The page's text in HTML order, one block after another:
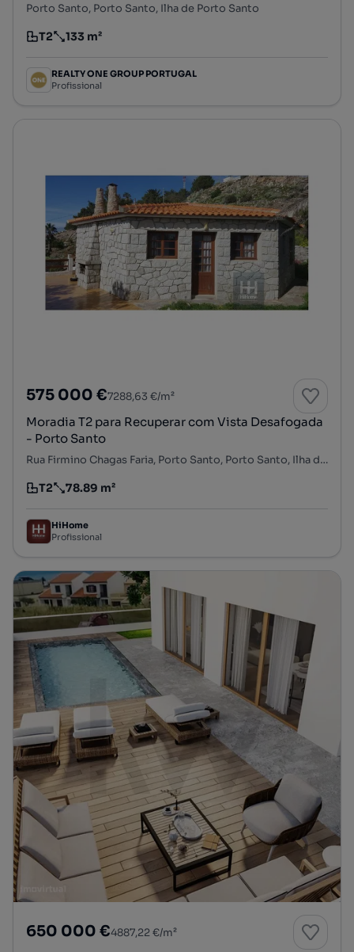
Porto Santo, Porto Santo, Ilha de Porto Santo
Tipologia
T2
Preço por metro quadrado
133 m²
REALTY ONE GROUP PORTUGAL
Profissional
575 000 €7288,63 €/m²
Moradia T2 para Recuperar com Vista Desafogada
- Porto Santo
Rua Firmino Chagas Faria, Porto Santo, Porto Santo, Ilha de Porto Santo
Tipologia
T2
Preço por metro quadrado
78.89 m²
HiHome
Profissional
650 000 €4887,22 €/m²